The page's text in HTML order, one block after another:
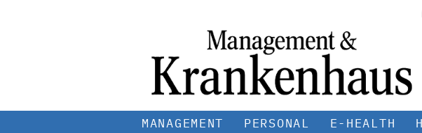
MANAGEMENT PERSONAL E-HEALTH